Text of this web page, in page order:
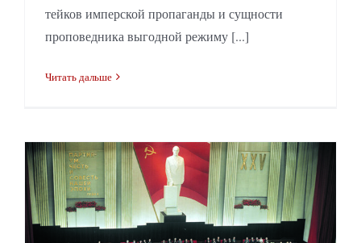
тейков имперской пропаганды и сущности
проповедника выгодной режиму [...]
Читать дальше